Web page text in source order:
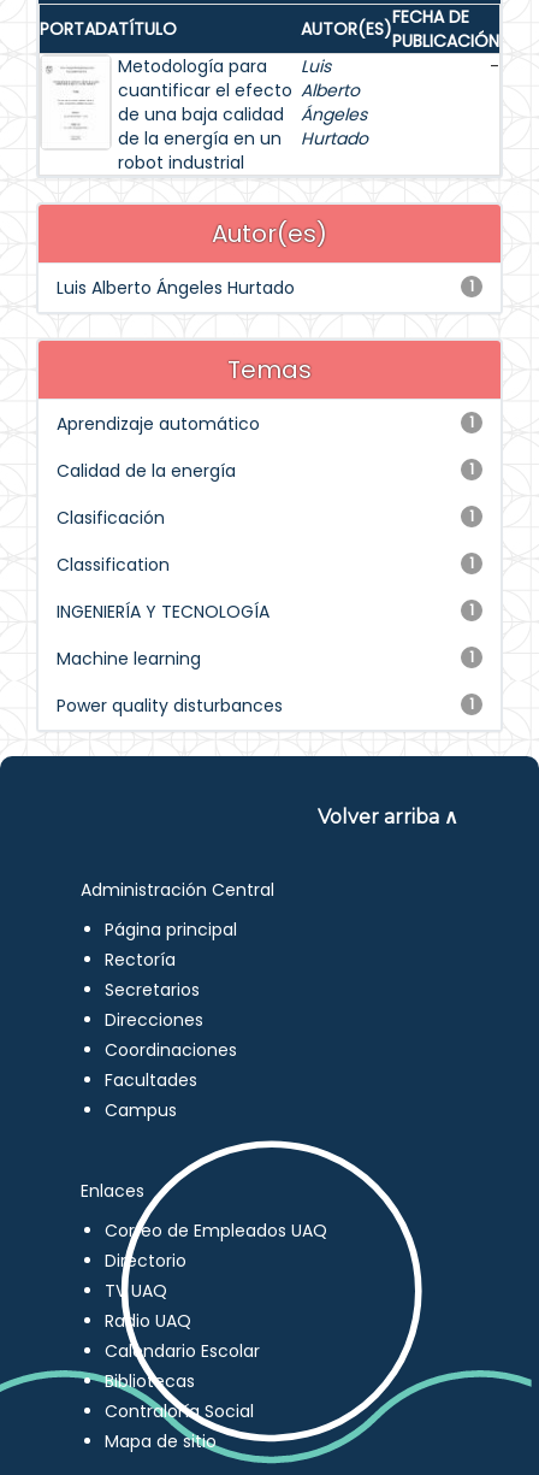
PORTADATÍTULO AUTOR(ES)FECHA DE
PUBLICACIÓN
Metodología para
cuantificar el efecto
de una baja calidad
de la energía en un
robot industrial
Luis
Alberto
Ángeles
Hurtado
-
Autor(es)
1
Luis Alberto Ángeles Hurtado
Temas
1
Aprendizaje automático
1
Calidad de la energía
1
Clasificación
1
Classification
1
INGENIERÍA Y TECNOLOGÍA
1
Machine learning
1
Power quality disturbances
Volver arriba ∧
Administración Central
Página principal
Rectoría
Secretarios
Direcciones
Coordinaciones
Facultades
Campus
Enlaces
Correo de Empleados UAQ
Directorio
TV UAQ
Radio UAQ
Calendario Escolar
Bibliotecas
Contraloría Social
Mapa de sitio